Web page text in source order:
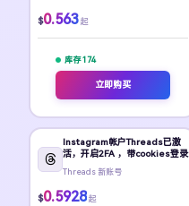
$0.563 起
库存 174
立即购买
Instagram帐户Threads已激
活，开启2FA ，带cookies登录
Threads 新账号
$0.5928 起